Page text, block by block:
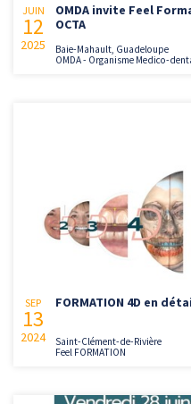
JUIN
12
2025
OMDA invite Feel
OCTA
Baie-Mahault, Guadeloupe
OMDA - Organisme Medico-
SEP
13
2024
FORMATION 4D en
Saint-Clément-de-Rivière
Feel FORMATION